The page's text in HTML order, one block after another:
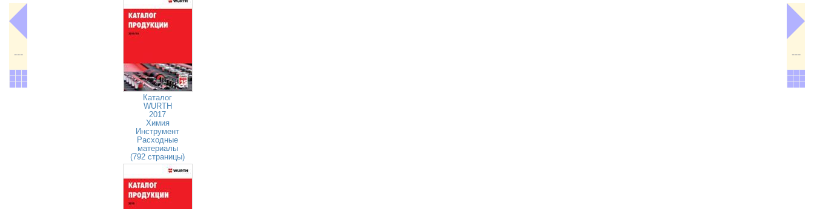
Каталог
WURTH
2017
Химия
Инструмент
Расходные
материалы
(792 страницы)
--- ---